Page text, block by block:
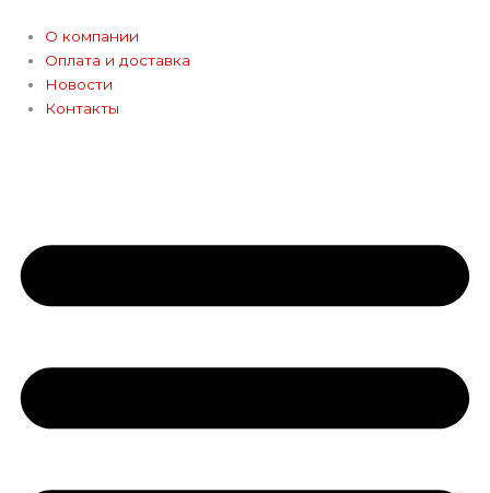
содержимому
О компании
Оплата и доставка
Новости
Контакты